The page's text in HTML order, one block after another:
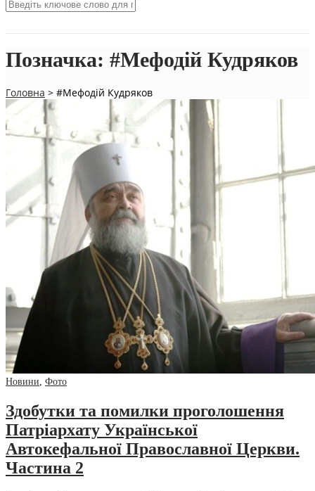
Позначка: #Мефодій Кудряков
Головна > #Мефодій Кудряков
Новини, Фото
Здобутки та помилки проголошення
Патріархату Української
Автокефальної Православної Церкви.
Частина 2